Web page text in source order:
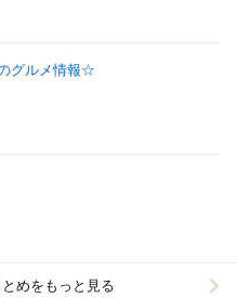
グルメ情報☆
めをもっと見る